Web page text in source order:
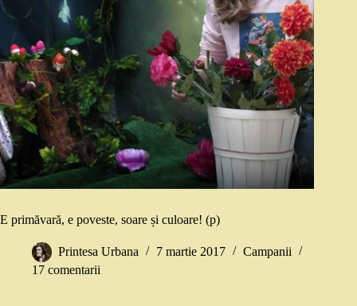
E primăvară, e poveste, soare și culoare! (p)
Printesa Urbana 7 martie 2017
Campanii
17 comentarii